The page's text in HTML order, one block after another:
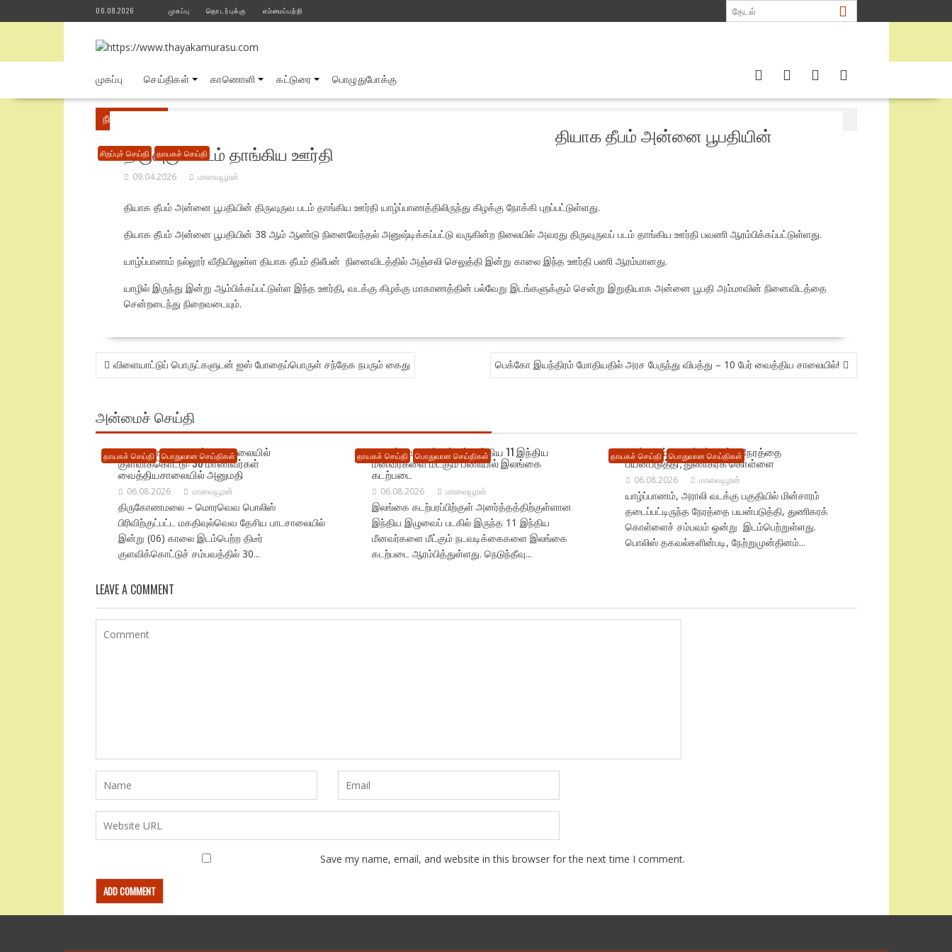
to
06.08.2026 முகப்பு தொடர்புக்கு எம்மைப்பற்றி
முகப்பு செய்திகள் காணொளி கட்டுரை பொழுதுபோக்கு
நீங்கள் இங்கே
சிறப்புச் செய்தி தாயகச் செய்தி
தியாக தீபம் அன்னை பூபதியின்
திருவுருவ படம் தாங்கிய ஊர்தி
09.04.2026 மாவையூரன்
தியாக தீபம் அன்னை பூபதியின் திருவுருவ படம் தாங்கிய ஊர்தி யாழ்ப்பாணத்திலிருந்து கிழக்கு நோக்கி புறப்பட்டுள்ளது.
தியாக தீபம் அன்னை பூபதியின் 38 ஆம் ஆண்டு நினைவேந்தல் அனுஷ்டிக்கப்பட்டு வருகின்ற நிலையில் அவரது திருவுருவப் படம் தாங்கிய ஊர்தி பவணி ஆரம்பிக்கப்பட்டுள்ளது.
யாழ்ப்பாணம் நல்லூர் வீதியிலுள்ள தியாக தீபம் திலீபன் நினைவிடத்தில் அஞ்சலி செலுத்தி இன்று காலை இந்த ஊர்தி பணி ஆரம்மானது.
யாழில் இருந்து இன்று ஆம்பிக்கப்பட்டுள்ள இந்த ஊர்தி, வடக்கு கிழக்கு மாகாணத்தின் பல்வேறு இடங்களுக்கும் சென்று இறுதியாக அன்னை பூபதி அம்மாவின் நினைவிடத்தை
சென்றடைந்து நிறைவடையும்.
POST
NAVIGATION
விளையாட்டுப் பொருட்களுடன் ஐஸ் போதைப்பொருள் சந்தேக நபரும் கைது பெக்கோ இயந்திரம் மோதியதில் அரச பேருந்து விபத்து – 10 பேர் வைத்திய சாலையில்!
அன்மைச் செய்தி
தாயகச் செய்தி பொதுவான செய்திகள்
திருகோணமலையில் பாடசாலையில்
குளவிக்கொட்டு: 30 மாணவர்கள்
வைத்தியசாலையில் அனுமதி
06.08.2026 மாவையூரன்
திருகோணமலை – மொரவெவ பொலிஸ்
பிரிவிற்குட்பட்ட மகதிவுல்வெவ தேசிய பாடசாலையில்
இன்று (06) காலை இடம்பெற்ற திடீர்
குளவிக்கொட்டுச் சம்பவத்தில் 30...
தாயகச் செய்தி பொதுவான செய்திகள்
நெடுந்தீவு கடற்பரப்பில் சிக்கிய 11 இந்திய
மீனவர்களை மீட்கும் பணியில் இலங்கை
கடற்படை
06.08.2026 மாவையூரன்
இலங்கை கடற்பரப்பிற்குள் அனர்த்தத்திற்குள்ளான
இந்திய இழுவைப் படகில் இருந்த 11 இந்திய
மீனவர்களை மீட்கும் நடவடிக்கைகளை இலங்கை
கடற்படை ஆரம்பித்துள்ளது. நெடுந்தீவு...
தாயகச் செய்தி பொதுவான செய்திகள்
மின்சாரம் தடைப்பட்டிருந்த நேரத்தை
பயன்படுத்தி, துணிகரக் கொள்ளை
06.08.2026 மாவையூரன்
யாழ்ப்பாணம், அராலி வடக்கு பகுதியில் மின்சாரம்
தடைப்பட்டிருந்த நேரத்தை பயன்படுத்தி, துணிகரக்
கொள்ளைச் சம்பவம் ஒன்று இடம்பெற்றுள்ளது.
பொலிஸ் தகவல்களின்படி, நேற்றுமுன்தினம்...
LEAVE A COMMENT
Save my name, email, and website in this browser for the next time I comment.